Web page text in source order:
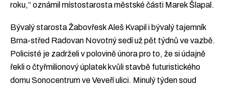
roku,“ oznámil místostarosta městské části Marek Šlapal.
Bývalý starosta Žabovřesk Aleš Kvapil i bývalý tajemník
Brna-střed Radovan Novotný sedí už pět týdnů ve vazbě.
Policisté je zadrželi v polovině února pro to, že si údajně
řekli o čtyřmilionový úplatek kvůli stavbě futuristického
domu Sonocentrum ve Veveří ulici. Minulý týden soud